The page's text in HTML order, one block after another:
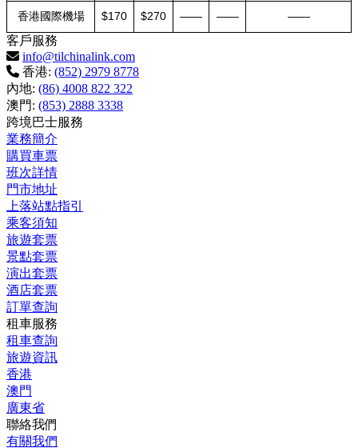
香港國際機場 $170 $270 —— —— ——
客戶服務
info@tilchinalink.com
香港: (852) 2979 8778
內地: (86) 4008 822 322
澳門: (853) 2888 3338
跨境巴士服務
業務簡介
購買車票
班次詳情
門市地址
上落站點指引
乘客須知
旅遊套票
景點套票
演出套票
酒店套票
訂單查詢
租車服務
租車查詢
旅遊資訊
香港
澳門
廣東省
聯絡我們
有關我們